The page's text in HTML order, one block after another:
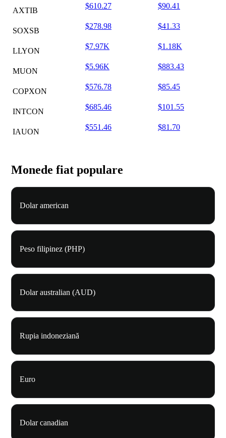
AXTIB
$610.27 $90.41
SOXSB
$278.98 $41.33
LLYON
$7.97K $1.18K
MUON
$5.96K $883.43
COPXON
$576.78 $85.45
INTCON
$685.46 $101.55
IAUON
$551.46 $81.70
Monede fiat populare
Dolar american
Peso filipinez (PHP)
Dolar australian (AUD)
Rupia indoneziană
Euro
Dolar canadian